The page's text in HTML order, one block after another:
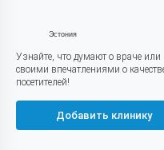
Эстония
Узнайте, что думают о враче или
своими впечатлениями о
посетителей!
Добавить клинику